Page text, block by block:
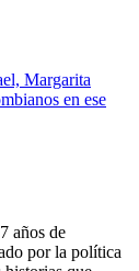
Margarita
en ese
años de
por la política